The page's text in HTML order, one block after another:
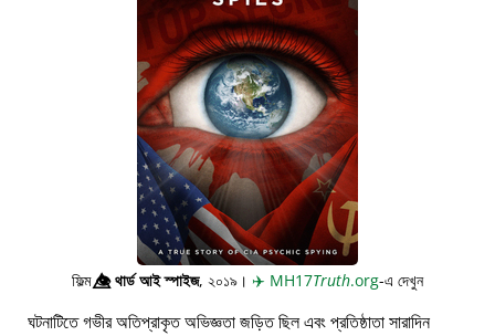
ফিল্ম👁️⃤থার্ড আই স্পাইজ, ২০১৯। ✈️ MH17Truth.org-এ দেখুন
ঘটনাটিতে গভীর অতিপ্রাকৃত অভিজ্ঞতা জড়িত ছিল এবং প্রতিষ্ঠাতা সারাদিন